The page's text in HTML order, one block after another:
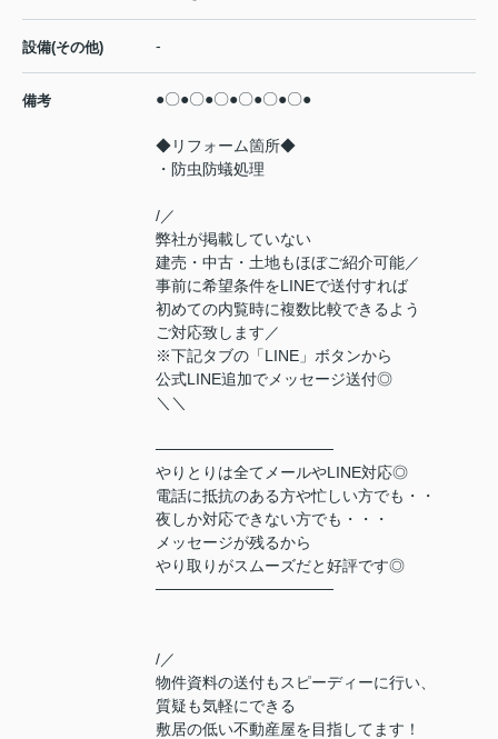
設備(その他) -
備考 ●〇●〇●〇●〇●〇●〇●
◆リフォーム箇所◆
・防虫防蟻処理
/／
弊社が掲載していない
建売・中古・土地もほぼご紹介可能／
事前に希望条件をLINEで送付すれば
初めての内覧時に複数比較できるよう
ご対応致します／
※下記タブの「LINE」ボタンから
公式LINE追加でメッセージ送付◎
＼＼
────────────────
やりとりは全てメールやLINE対応◎
電話に抵抗のある方や忙しい方でも・・
夜しか対応できない方でも・・・
メッセージが残るから
やり取りがスムーズだと好評です◎
────────────────
/／
物件資料の送付もスピーディーに行い、
質疑も気軽にできる
敷居の低い不動産屋を目指してます！